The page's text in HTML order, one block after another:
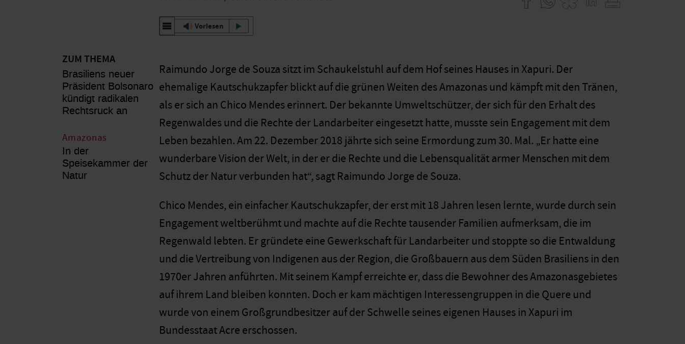
ZUM THEMA
Brasiliens neuer
Präsident Bolsonaro
kündigt radikalen
Rechtsruck an
Amazonas
In der
Speisekammer der
Natur
Vorlesen
Raimundo Jorge de Souza sitzt im Schaukelstuhl auf dem Hof seines Hauses in Xapuri. Der
ehemalige Kautschukzapfer blickt auf die grünen Weiten des Amazonas und kämpft mit den Tränen,
als er sich an Chico Mendes erinnert. Der bekannte Umweltschützer, der sich für den Erhalt des
Regenwaldes und die Rechte der Landarbeiter eingesetzt hatte, musste sein Engagement mit dem
Leben bezahlen. Am 22. Dezember 2018 jährte sich seine Ermordung zum 30. Mal. „Er hatte eine
wunderbare Vision der Welt, in der er die Rechte und die Lebensqualität armer Menschen mit dem
Schutz der Natur verbunden hat“, sagt Raimundo Jorge de Souza.
Chico Mendes, ein einfacher Kautschukzapfer, der erst mit 18 Jahren lesen lernte, wurde durch sein
Engagement weltberühmt und machte auf die Rechte tausender Familien aufmerksam, die im
Regenwald lebten. Er gründete eine Gewerkschaft für Landarbeiter und stoppte so die Entwaldung
und die Vertreibung von Indigenen aus der Region, die Großbauern aus dem Süden Brasiliens in den
1970er Jahren anführten. Mit seinem Kampf erreichte er, dass die Bewohner des Amazonasgebietes
auf ihrem Land bleiben konnten. Doch er kam mächtigen Interessengruppen in die Quere und
wurde von einem Großgrundbesitzer auf der Schwelle seines eigenen Hauses in Xapuri im
Bundesstaat Acre erschossen.